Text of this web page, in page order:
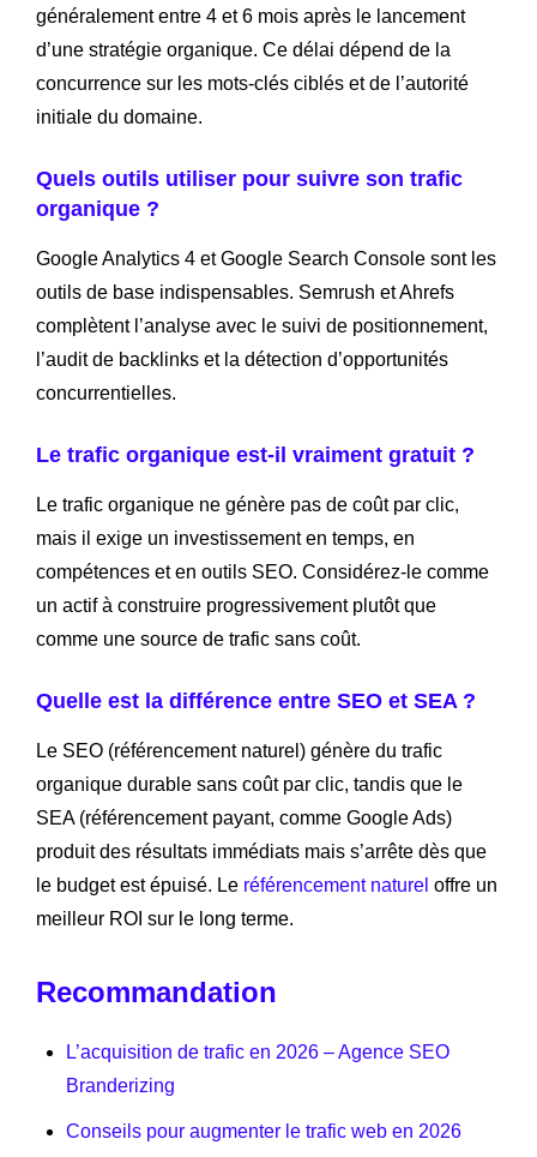
généralement entre 4 et 6 mois après le lancement
d’une stratégie organique. Ce délai dépend de la
concurrence sur les mots-clés ciblés et de l’autorité
initiale du domaine.
Quels outils utiliser pour suivre son trafic
organique ?
Google Analytics 4 et Google Search Console sont les
outils de base indispensables. Semrush et Ahrefs
complètent l’analyse avec le suivi de positionnement,
l’audit de backlinks et la détection d’opportunités
concurrentielles.
Le trafic organique est-il vraiment gratuit ?
Le trafic organique ne génère pas de coût par clic,
mais il exige un investissement en temps, en
compétences et en outils SEO. Considérez-le comme
un actif à construire progressivement plutôt que
comme une source de trafic sans coût.
Quelle est la différence entre SEO et SEA ?
Le SEO (référencement naturel) génère du trafic
organique durable sans coût par clic, tandis que le
SEA (référencement payant, comme Google Ads)
produit des résultats immédiats mais s’arrête dès que
le budget est épuisé. Le référencement naturel offre un
meilleur ROI sur le long terme.
Recommandation
L’acquisition de trafic en 2026 – Agence SEO
Branderizing
Conseils pour augmenter le trafic web en 2026